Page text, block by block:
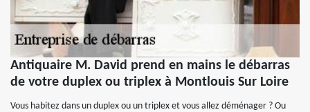
Antiquaire M. David prend en mains le débarras
de votre duplex ou triplex à Montlouis Sur Loire
Vous habitez dans un duplex ou un triplex et vous allez déménager ? Ou